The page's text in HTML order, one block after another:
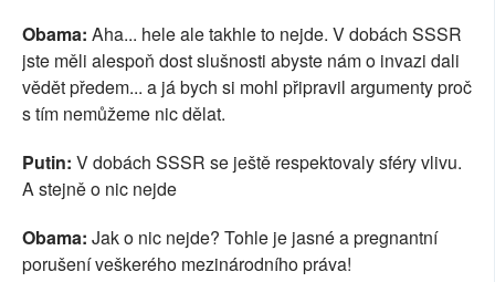
Obama: Aha... hele ale takhle to nejde. V dobách SSSR
jste měli alespoň dost slušnosti abyste nám o invazi dali
vědět předem... a já bych si mohl připravil argumenty proč
s tím nemůžeme nic dělat.
Putin: V dobách SSSR se ještě respektovaly sféry vlivu.
A stejně o nic nejde
Obama: Jak o nic nejde? Tohle je jasné a pregnantní
porušení veškerého mezinárodního práva!